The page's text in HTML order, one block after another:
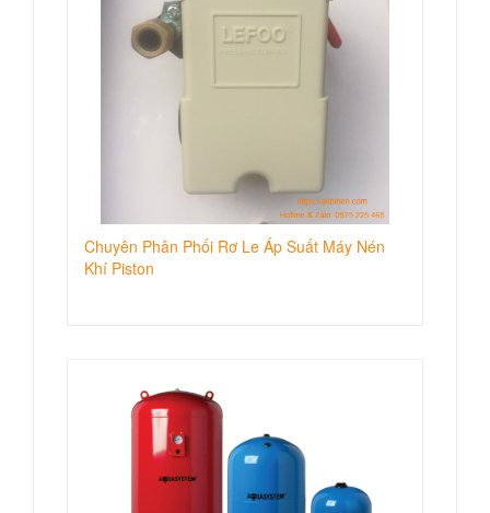
Chuyên Phân Phối Rơ Le Áp Suất Máy Nén
Khí Piston